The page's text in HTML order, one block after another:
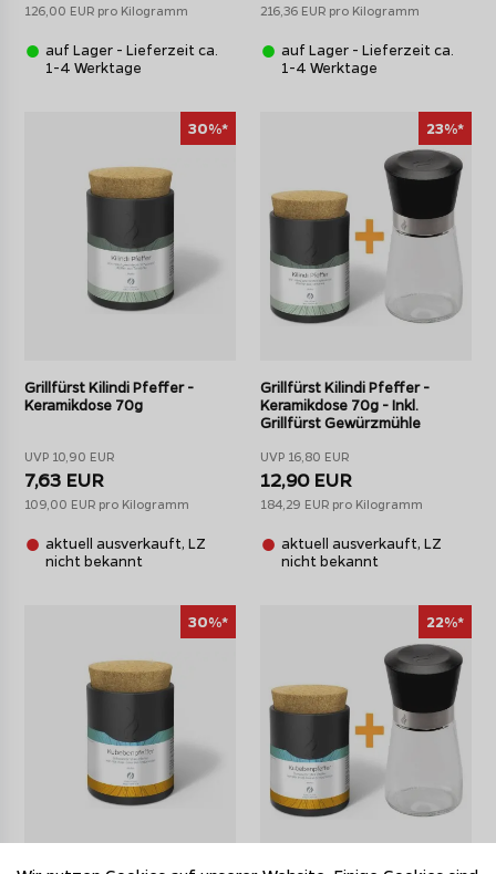
126,00 EUR pro Kilogramm
auf Lager - Lieferzeit ca.
1-4 Werktage
216,36 EUR pro Kilogramm
auf Lager - Lieferzeit ca.
1-4 Werktage
30%*
Grillfürst Kilindi Pfeffer -
Keramikdose 70g
UVP 10,90 EUR
7,63 EUR
109,00 EUR pro Kilogramm
aktuell ausverkauft, LZ
nicht bekannt
23%*
Grillfürst Kilindi Pfeffer -
Keramikdose 70g - Inkl.
Grillfürst Gewürzmühle
UVP 16,80 EUR
12,90 EUR
184,29 EUR pro Kilogramm
aktuell ausverkauft, LZ
nicht bekannt
30%* 22%*